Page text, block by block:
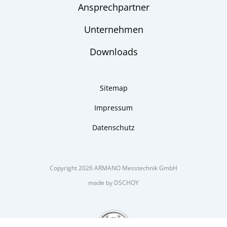
Ansprechpartner
Unternehmen
Downloads
Sitemap
Impressum
Datenschutz
Copyright 2026 ARMANO Messtechnik GmbH
made by DSCHOY